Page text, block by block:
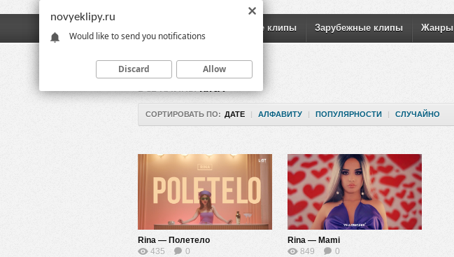
Русские клипы Зарубежные клипы Жанры
ВСЕ КЛИПЫ RINA
СОРТИРОВАТЬ ПО: ДАТЕ | АЛФАВИТУ | ПОПУЛЯРНОСТИ | СЛУЧАЙНО
Rina — Полетело
435
0
Rina — Mami
849
0
novyeklipy.ru
Would like to send you notifications
Discard Allow